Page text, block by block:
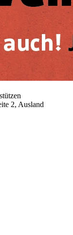
2, Ausland